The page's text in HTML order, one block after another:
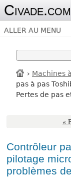
Civade.com
ALLER AU MENU
› Machines
pas à pas
Pertes de pas
«
Contrôleur
pilotage
problèmes